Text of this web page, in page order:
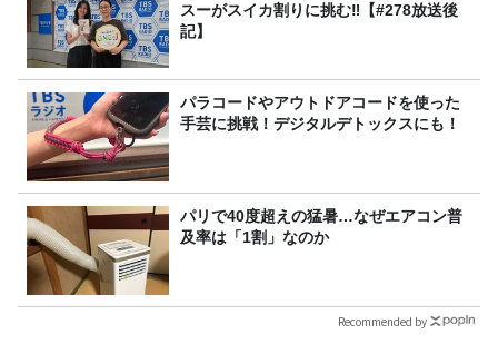
スーがスイカ割りに挑む‼【#278放送後
記】
パラコードやアウトドアコードを使った
手芸に挑戦！デジタルデトックスにも！
パリで40度超えの猛暑…なぜエアコン普
及率は「1割」なのか
Recommended by